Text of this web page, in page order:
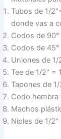
Tubos de 1/
donde vas a
Codos de
Codos de
Uniones de 1/
Tee de 1/2″ =
Tapones de
Codo hembra
Machos
Niples de 1/